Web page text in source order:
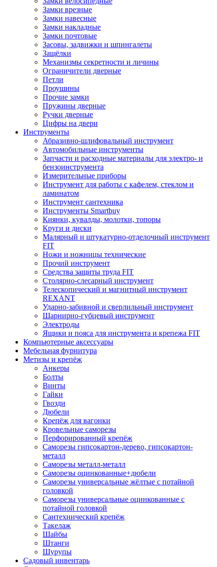
Замки врезные
Замки навесные
Замки накладные
Замки почтовые
Засовы, задвижки и шпингалеты
Защёлки
Механизмы секретности и личины
Ограничители дверные
Петли
Проушины
Прочие замки
Пружины дверные
Ручки дверные
Цифры на двери
Инструменты
Абразивно-шлифовальный инструмент
Автомобильные инструменты
Запчасти и расходные материалы для электро- и
бензоинструмента
Измерительные приборы
Инструмент для работы с кафелем, стеклом и
ламинатом
Инструмент сантехника
Инструменты Smartbuy
Киянки, кувалды, молотки, топоры
Круги и диски
Малярный и штукатурно-отделочный инструмент
FIT
Ножи и ножницы технические
Прочий инструмент
Средства защиты труда FIT
Столярно-слесарный инструмент
Телескопический и магнитный инструмент
REXANT
Ударно-забивной и сверлильный инструмент
Шарнирно-губцевый инструмент
Электроды
Ящики и пояса для инструмента и крепежа FIT
Компьютерные аксессуары
Мебельная фурнитура
Метизы и крепёж
Анкеры
Болты
Винты
Гайки
Гвозди
Дюбели
Крепёж для вагонки
Кровельные саморезы
Перфорированный крепёж
Саморезы гипсокартон-дерево, гипсокартон-
металл
Саморезы металл-металл
Саморезы оцинкованные+дюбели
Саморезы универсальные жёлтые с потайной
головкой
Саморезы универсальные оцинкованные с
потайной головкой
Сантехнический крепёж
Такелаж
Шайбы
Штанги
Шурупы
Садовый инвентарь